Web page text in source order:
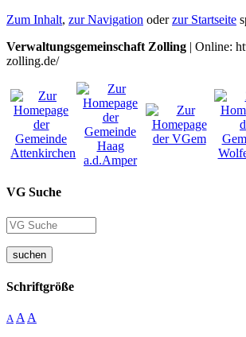
Zum Inhalt, zur Navigation oderzur Startseite
Verwaltungsgemeinschaft Zolling | Online:
zolling.de/
VG Suche
suchen
Schriftgröße
A A A